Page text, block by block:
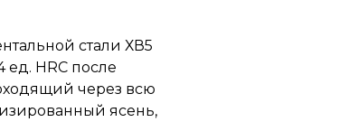
стали ХВ5
ед. HRC после
через всю
ясень,